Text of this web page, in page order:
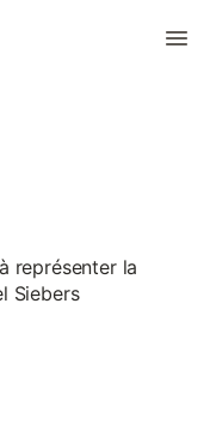
représenter la
Siebers